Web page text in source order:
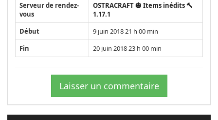
Serveur de rendez-
vous
OSTRACRAFT 🎃 Items inédits 🔨
1.17.1
Début
9 juin 2018 21 h 00 min
Fin
20 juin 2018 23 h 00 min
Laisser un commentaire